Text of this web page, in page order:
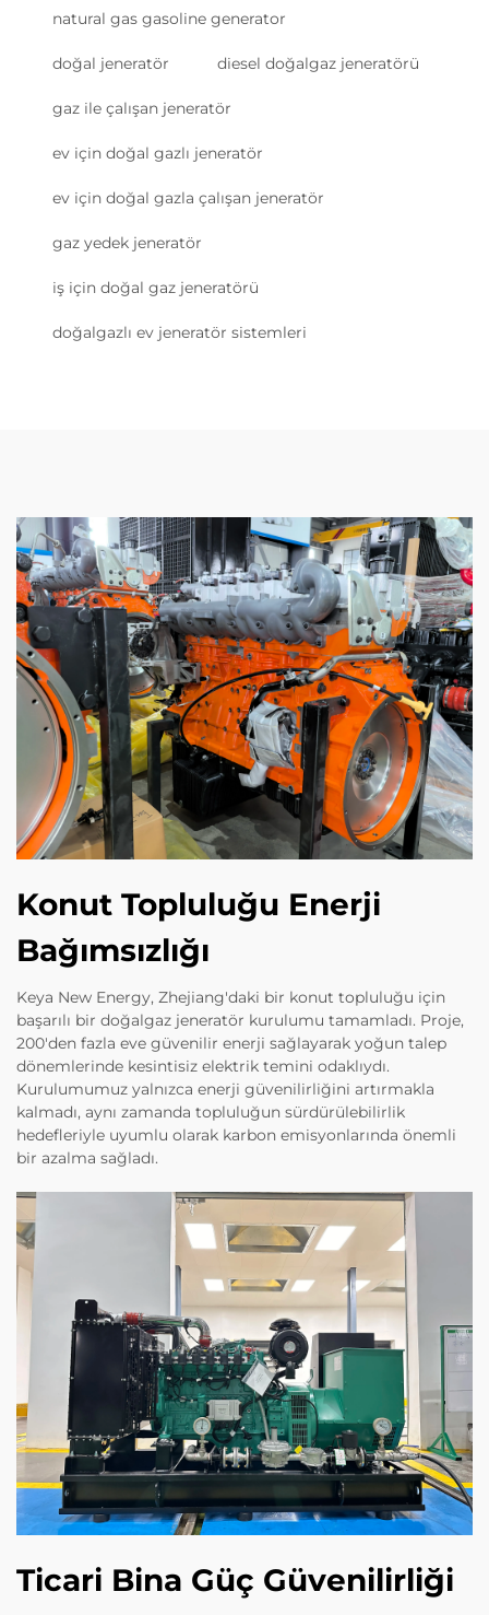
natural gas gasoline generator
doğal jeneratör diesel doğalgaz jeneratörü
gaz ile çalışan jeneratör
ev için doğal gazlı jeneratör
ev için doğal gazla çalışan jeneratör
gaz yedek jeneratör
iş için doğal gaz jeneratörü
doğalgazlı ev jeneratör sistemleri
Konut Topluluğu Enerji
Bağımsızlığı
Keya New Energy, Zhejiang'daki bir konut topluluğu için
başarılı bir doğalgaz jeneratör kurulumu tamamladı. Proje,
200'den fazla eve güvenilir enerji sağlayarak yoğun talep
dönemlerinde kesintisiz elektrik temini odaklıydı.
Kurulumumuz yalnızca enerji güvenilirliğini artırmakla
kalmadı, aynı zamanda topluluğun sürdürülebilirlik
hedefleriyle uyumlu olarak karbon emisyonlarında önemli
bir azalma sağladı.
Ticari Bina Güç Güvenilirliği